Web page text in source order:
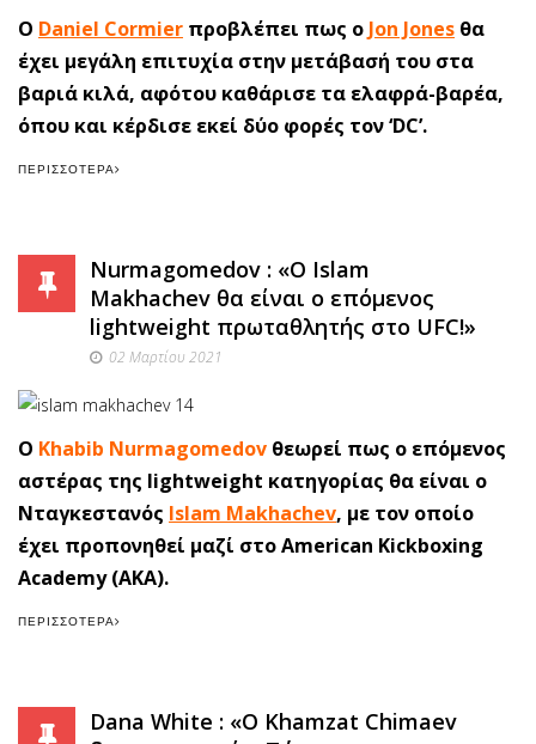
O Daniel Cormier προβλέπει πως ο Jon Jones θα
έχει μεγάλη επιτυχία στην μετάβασή του στα
βαριά κιλά, αφότου καθάρισε τα ελαφρά-βαρέα,
όπου και κέρδισε εκεί δύο φορές τον ‘DC’.
ΠΕΡΙΣΣΌΤΕΡΑ
Nurmagomedov : «Ο Islam
Makhachev θα είναι ο επόμενος
lightweight πρωταθλητής στο UFC!»
02 Μαρτίου 2021
Ο Khabib Nurmagomedov θεωρεί πως ο επόμενος
αστέρας της lightweight κατηγορίας θα είναι ο
Νταγκεστανός Islam Makhachev, με τον οποίο
έχει προπονηθεί μαζί στο American Kickboxing
Academy (AKA).
ΠΕΡΙΣΣΌΤΕΡΑ
Dana White : «Ο Khamzat Chimaev